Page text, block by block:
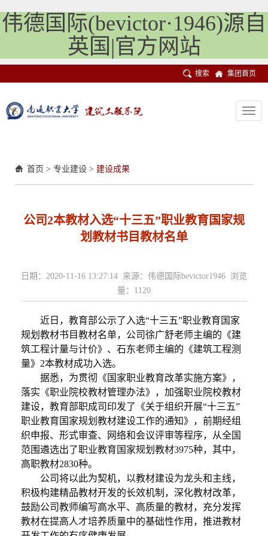
伟德国际(bevictor·1946)源自
英国|官方网站
搜索 集团首页
首页 > 专业建设 > 建设成果
公司2本教材入选“十三五”职业教育国家规
划教材书目教材名单
日期：2020-11-16 13:27:14 来源：伟德国际bevictor1946 浏览
量： 1120
近日，教育部公示了入选“十三五”职业教育国家
规划教材书目教材名单，公司徐广舒老师主编的《建
筑工程计量与计价》、石东老师主编的《建筑工程测
量》 2本教材成功入选。
据悉，为贯彻《国家职业教育改革实施方案》，
落实《职业院校教材管理办法》，加强职业院校教材
建设，教育部职成司印发了《关于组织开展“十三五”
职业教育国家规划教材建设工作的通知》，前期经组
织申报、形式审查、网络和会议评审等程序，从全国
范围遴选出了职业教育国家规划教材3975种，其中，
高职教材2830种。
公司将以此为契机，以教材建设为龙头和主线，
积极构建精品教材开发的长效机制，深化教材改革，
鼓励公司教师编写高水平、高质量的教材，充分发挥
教材在提高人才培养质量中的基础性作用，推进教材